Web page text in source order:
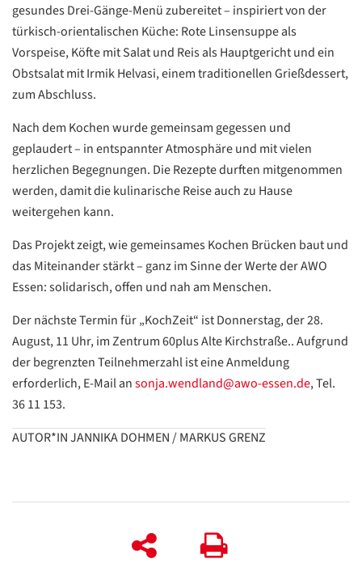
gesundes Drei-Gänge-Menü zubereitet – inspiriert von der
türkisch-orientalischen Küche: Rote Linsensuppe als
Vorspeise, Köfte mit Salat und Reis als Hauptgericht und ein
Obstsalat mit Irmik Helvasi, einem traditionellen Grießdessert,
zum Abschluss.
Nach dem Kochen wurde gemeinsam gegessen und
geplaudert – in entspannter Atmosphäre und mit vielen
herzlichen Begegnungen. Die Rezepte durften mitgenommen
werden, damit die kulinarische Reise auch zu Hause
weitergehen kann.
Das Projekt zeigt, wie gemeinsames Kochen Brücken baut und
das Miteinander stärkt – ganz im Sinne der Werte der AWO
Essen: solidarisch, offen und nah am Menschen.
Der nächste Termin für „KochZeit“ ist Donnerstag, der 28.
August, 11 Uhr, im Zentrum 60plus Alte Kirchstraße.. Aufgrund
der begrenzten Teilnehmerzahl ist eine Anmeldung
erforderlich, E-Mail ansonja.wendland@awo-essen.de, Tel.
36 11 153.
AUTOR*IN JANNIKA DOHMEN / MARKUS GRENZ
ZURÜCK
Google
Datenschutzerklärung
/
Translate
ZURÜCK